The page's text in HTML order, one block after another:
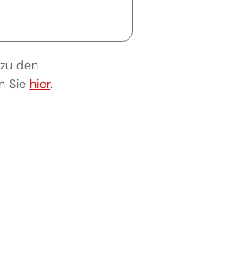
den
Sie Vollständige Informationen zu den
hier.